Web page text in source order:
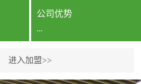
公司优势
...
进入加盟>>